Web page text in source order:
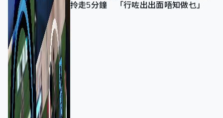
拎走5分鐘 「行咗出出面唔知做乜」